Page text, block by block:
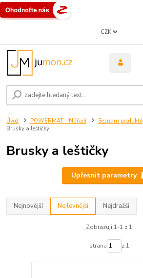
CZK
Úvod POWERMAT - Nářadí Seznam produktů
Brusky a leštičky
Brusky a leštičky
Upřesnit parametry
Nejnovější Nejlevnější Nejdražší
Zobrazuji 1-1 z 1
strana z 1